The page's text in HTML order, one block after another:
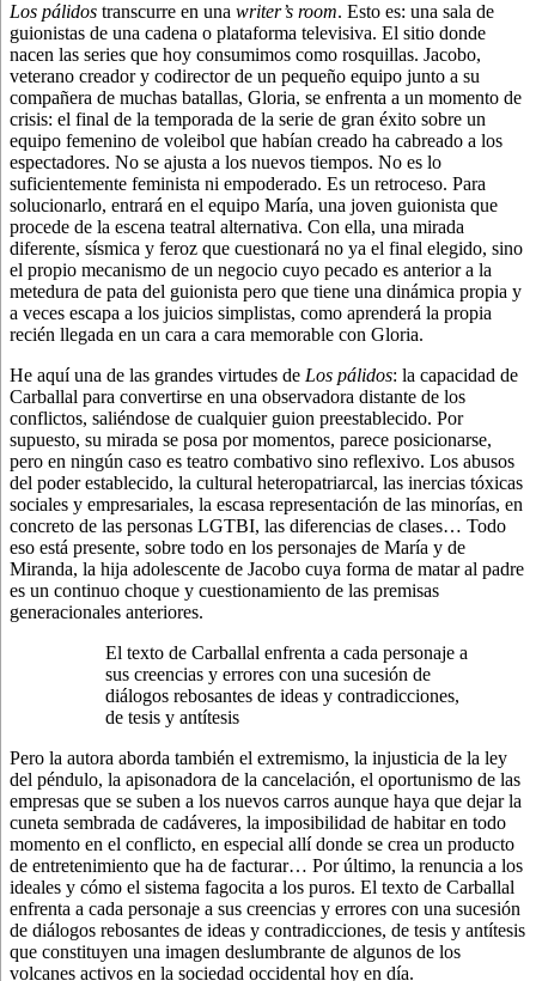
Los pálidos transcurre en una writer’s room. Esto es: una sala de
guionistas de una cadena o plataforma televisiva. El sitio donde
nacen las series que hoy consumimos como rosquillas. Jacobo,
veterano creador y codirector de un pequeño equipo junto a su
compañera de muchas batallas, Gloria, se enfrenta a un momento de
crisis: el final de la temporada de la serie de gran éxito sobre un
equipo femenino de voleibol que habían creado ha cabreado a los
espectadores. No se ajusta a los nuevos tiempos. No es lo
suficientemente feminista ni empoderado. Es un retroceso. Para
solucionarlo, entrará en el equipo María, una joven guionista que
procede de la escena teatral alternativa. Con ella, una mirada
diferente, sísmica y feroz que cuestionará no ya el final elegido, sino
el propio mecanismo de un negocio cuyo pecado es anterior a la
metedura de pata del guionista pero que tiene una dinámica propia y
a veces escapa a los juicios simplistas, como aprenderá la propia
recién llegada en un cara a cara memorable con Gloria.
He aquí una de las grandes virtudes de Los pálidos: la capacidad de
Carballal para convertirse en una observadora distante de los
conflictos, saliéndose de cualquier guion preestablecido. Por
supuesto, su mirada se posa por momentos, parece posicionarse,
pero en ningún caso es teatro combativo sino reflexivo. Los abusos
del poder establecido, la cultural heteropatriarcal, las inercias tóxicas
sociales y empresariales, la escasa representación de las minorías, en
concreto de las personas LGTBI, las diferencias de clases… Todo
eso está presente, sobre todo en los personajes de María y de
Miranda, la hija adolescente de Jacobo cuya forma de matar al padre
es un continuo choque y cuestionamiento de las premisas
generacionales anteriores.
El texto de Carballal enfrenta a cada personaje a
sus creencias y errores con una sucesión de
diálogos rebosantes de ideas y contradicciones,
de tesis y antítesis
Pero la autora aborda también el extremismo, la injusticia de la ley
del péndulo, la apisonadora de la cancelación, el oportunismo de las
empresas que se suben a los nuevos carros aunque haya que dejar la
cuneta sembrada de cadáveres, la imposibilidad de habitar en todo
momento en el conflicto, en especial allí donde se crea un producto
de entretenimiento que ha de facturar… Por último, la renuncia a los
ideales y cómo el sistema fagocita a los puros. El texto de Carballal
enfrenta a cada personaje a sus creencias y errores con una sucesión
de diálogos rebosantes de ideas y contradicciones, de tesis y antítesis
que constituyen una imagen deslumbrante de algunos de los
volcanes activos en la sociedad occidental hoy en día.